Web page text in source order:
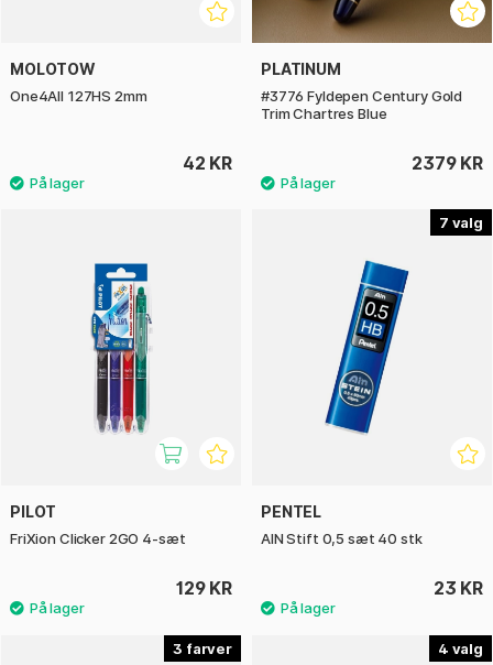
MOLOTOW
One4All 127HS 2mm
42 KR
PLATINUM
#3776 Fyldepen Century Gold
Trim Chartres Blue
2379 KR
PILOT
FriXion Clicker 2GO 4-sæt
129 KR
7
PENTEL
AIN Stift 0,5 sæt 40 stk
23 KR
3 4